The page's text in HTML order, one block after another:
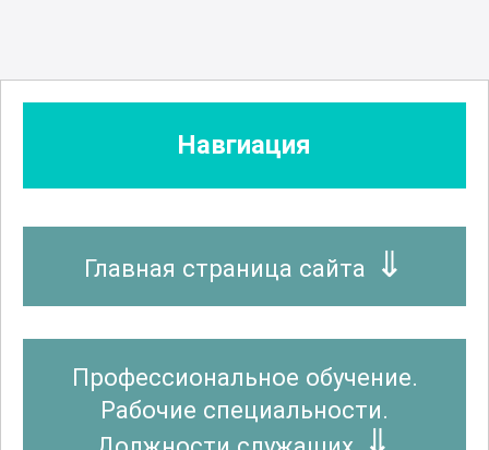
Навгиация
Главная страница сайта
Профессиональное обучение.
Рабочие специальности.